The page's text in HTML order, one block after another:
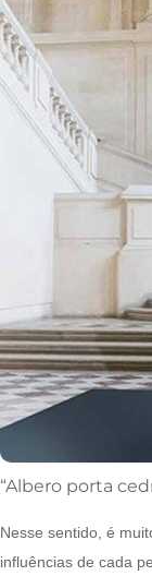
“Albero porta
Nesse sentido, é
influências de cada